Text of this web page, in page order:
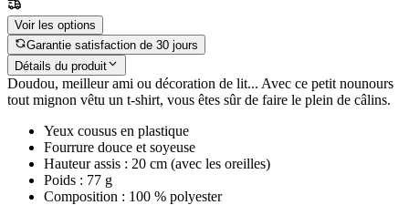
Voir les options
Garantie satisfaction de 30 jours
Détails du produit
Doudou, meilleur ami ou décoration de lit... Avec ce petit nounours
tout mignon vêtu un t-shirt, vous êtes sûr de faire le plein de câlins.
Yeux cousus en plastique
Fourrure douce et soyeuse
Hauteur assis : 20 cm (avec les oreilles)
Poids : 77 g
Composition : 100 % polyester